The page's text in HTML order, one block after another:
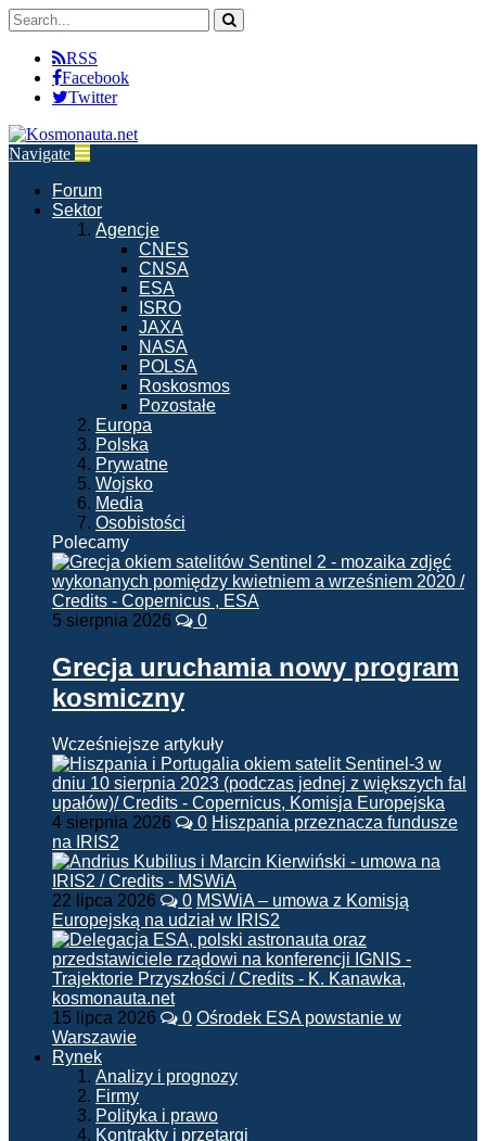
RSS
Facebook
Twitter
Navigate
Forum
Sektor
Agencje
CNES
CNSA
ESA
ISRO
JAXA
NASA
POLSA
Roskosmos
Pozostałe
Europa
Polska
Prywatne
Wojsko
Media
Osobistości
Polecamy
5 sierpnia 2026 0
Grecja uruchamia nowy program
kosmiczny
Wcześniejsze artykuły
4 sierpnia 2026 0 Hiszpania przeznacza fundusze
na IRIS2
22 lipca 2026 0 MSWiA – umowa z Komisją
Europejską na udział w IRIS2
15 lipca 2026 0 Ośrodek ESA powstanie w
Warszawie
Rynek
Analizy i prognozy
Firmy
Polityka i prawo
Kontrakty i przetargi